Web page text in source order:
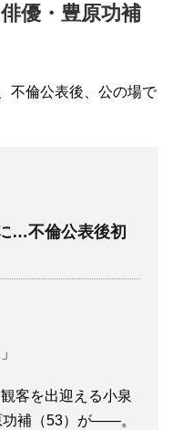
優・豊原功補
不倫公表後、公の場で
…不倫公表後初
客を出迎える小泉
功補（53）が――。